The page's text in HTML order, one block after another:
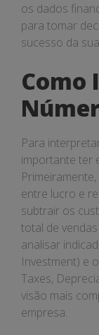
os dados
para tomar
sucesso da
Como
Para
importante ter
entre lucro e
subtrair os
total de
analisar
Investment) e
Taxes,
visão mais
empresa.